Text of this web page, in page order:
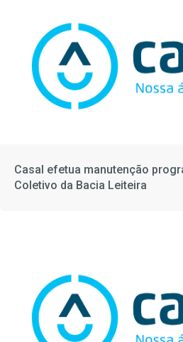
Casal efetua manutenção
Coletivo da Bacia Leiteira